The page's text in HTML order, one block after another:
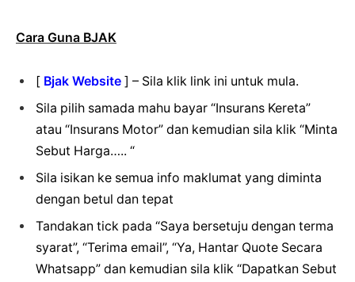
Cara Guna BJAK
[ Bjak Website ] – Sila klik link ini untuk mula.
Sila pilih samada mahu bayar “Insurans Kereta”
atau “Insurans Motor” dan kemudian sila klik “Minta
Sebut Harga….. “
Sila isikan ke semua info maklumat yang diminta
dengan betul dan tepat
Tandakan tick pada “Saya bersetuju dengan terma
syarat”, “Terima email”, “Ya, Hantar Quote Secara
Whatsapp” dan kemudian sila klik “Dapatkan Sebut